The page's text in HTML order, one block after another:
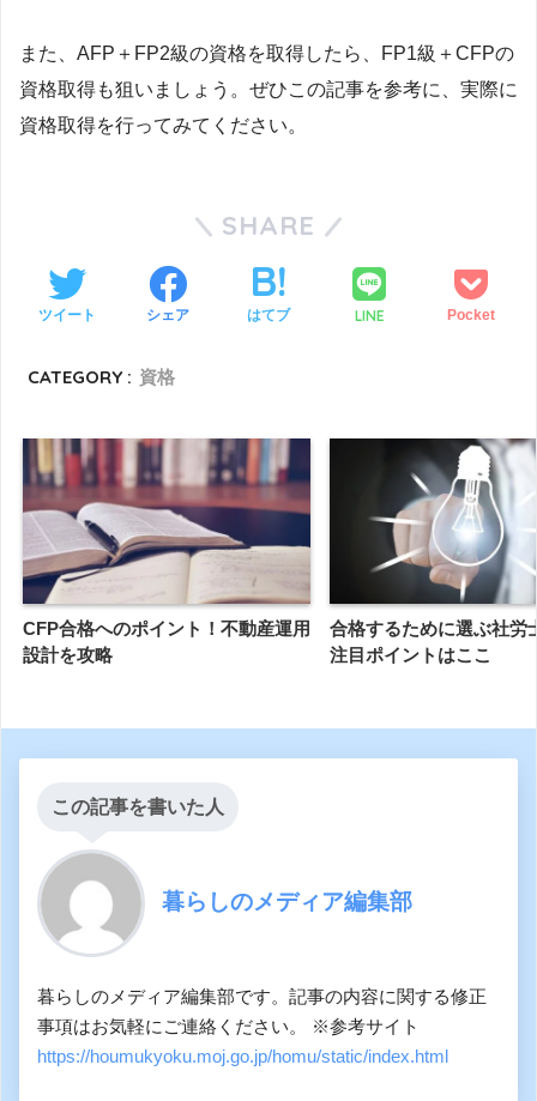
また、AFP＋FP2級の資格を取得したら、FP1級＋CFPの
資格取得も狙いましょう。ぜひこの記事を参考に、実際に
資格取得を行ってみてください。
SHARE
ツイート シェア はてブ LINE Pocket
CATEGORY : 資格
CFP合格へのポイント！不動産運用
設計を攻略
合格するために選ぶ社労
注目ポイントはここ
この記事を書いた人
暮らしのメディア編集部
暮らしのメディア編集部です。記事の内容に関する修正
事項はお気軽にご連絡ください。 ※参考サイト
https://houmukyoku.moj.go.jp/homu/static/index.html